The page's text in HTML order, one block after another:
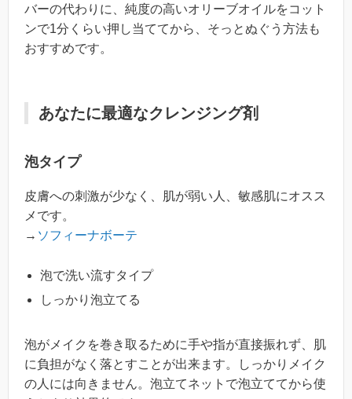
バーの代わりに、純度の高いオリーブオイルをコット
ンで1分くらい押し当ててから、そっとぬぐう方法も
おすすめです。
あなたに最適なクレンジング剤
泡タイプ
皮膚への刺激が少なく、肌が弱い人、敏感肌にオスス
メです。
→ ソフィーナボーテ
泡で洗い流すタイプ
しっかり泡立てる
泡がメイクを巻き取るために手や指が直接振れず、肌
に負担がなく落とすことが出来ます。しっかりメイク
の人には向きません。泡立てネットで泡立ててから使